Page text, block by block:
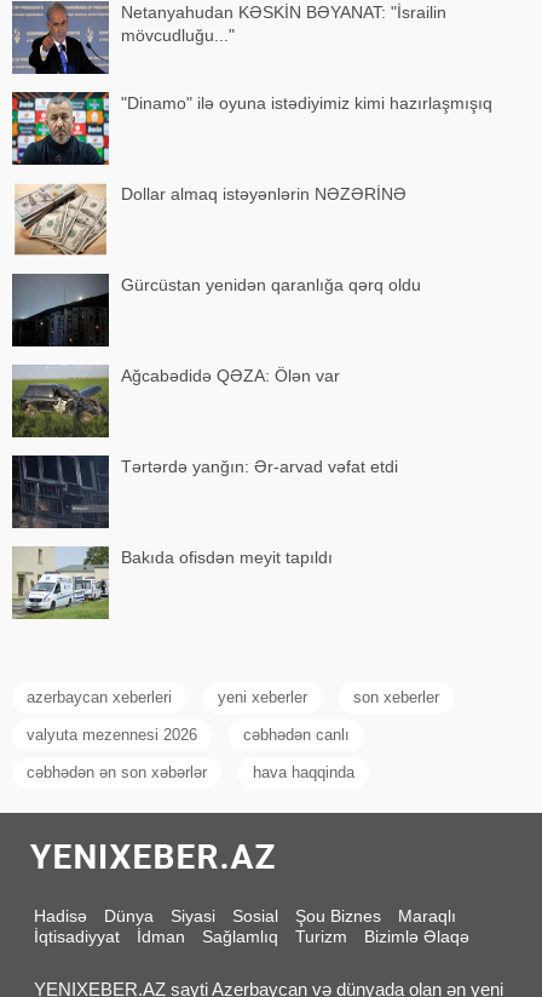
Netanyahudan KƏSKİN BƏYANAT: "İsrailin
mövcudluğu..."
"Dinamo" ilə oyuna istədiyimiz kimi hazırlaşmışıq
Dollar almaq istəyənlərin NƏZƏRİNƏ
Gürcüstan yenidən qaranlığa qərq oldu
Ağcabədidə QƏZA: Ölən var
Tərtərdə yanğın: Ər-arvad vəfat etdi
Bakıda ofisdən meyit tapıldı
azerbaycan xeberleri yeni xeberler son xeberler
valyuta mezennesi 2026 cəbhədən canlı
cəbhədən ən son xəbərlər hava haqqinda
Hadisə Dünya Siyasi Sosial Şou Biznes
Maraqlı
İqtisadiyyat
İdman Sağlamlıq Turizm Bizimlə Əlaqə
YENIXEBER.AZ sayti Azerbaycan və dünyada olan ən yeni